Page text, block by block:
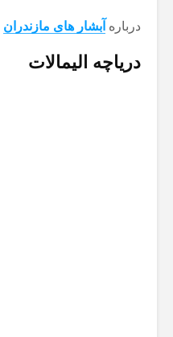
درباره آبشار های مازندران
دریاچه الیمالات